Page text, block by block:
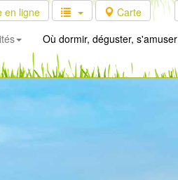
en ligne
Carte
Où dormir, déguster, s'amuser